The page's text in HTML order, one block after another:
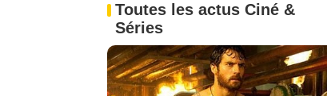
Toutes les actus Ciné &
Séries